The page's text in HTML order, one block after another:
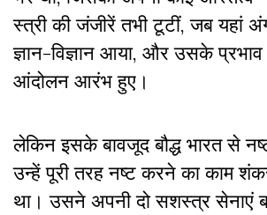
स्त्री की जंजीरें तभी टूटीं, जब यहां
ज्ञान-विज्ञान आया, और उसके
आंदोलन आरंभ हुए।
लेकिन इसके बावजूद बौद्ध भारत से
उन्हें पूरी तरह नष्ट करने का काम
था। उसने अपनी दो सशस्त्र सेनाएं